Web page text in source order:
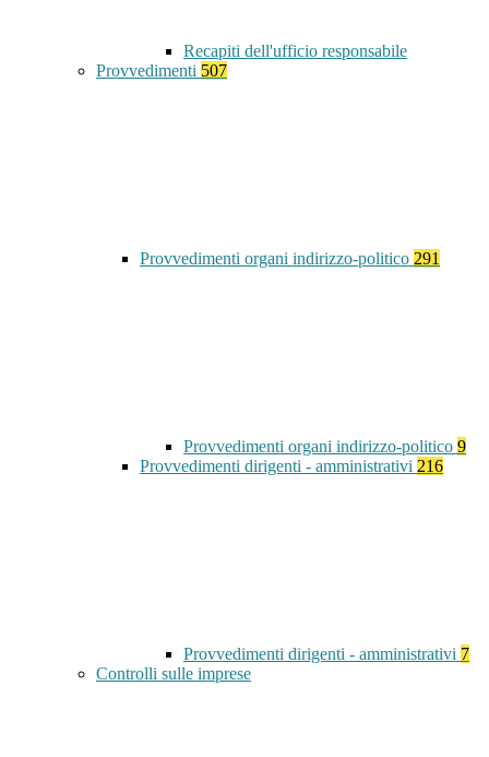
Recapiti dell'ufficio responsabile
Provvedimenti 507
Provvedimenti organi indirizzo-politico 291
Provvedimenti organi indirizzo-politico 9
Provvedimenti dirigenti - amministrativi 216
Provvedimenti dirigenti - amministrativi 7
Controlli sulle imprese